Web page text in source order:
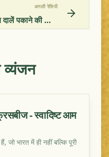
अगली रेसिपी
तूअर या अरहर दाल - भारतीय दालें पकाने की आयुर्वेदिक विधि
व्यंजन
- स्वादिष्ट आम
जो भारत में ही नहीं बल्कि पूरी